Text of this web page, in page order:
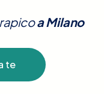
aMilano
te